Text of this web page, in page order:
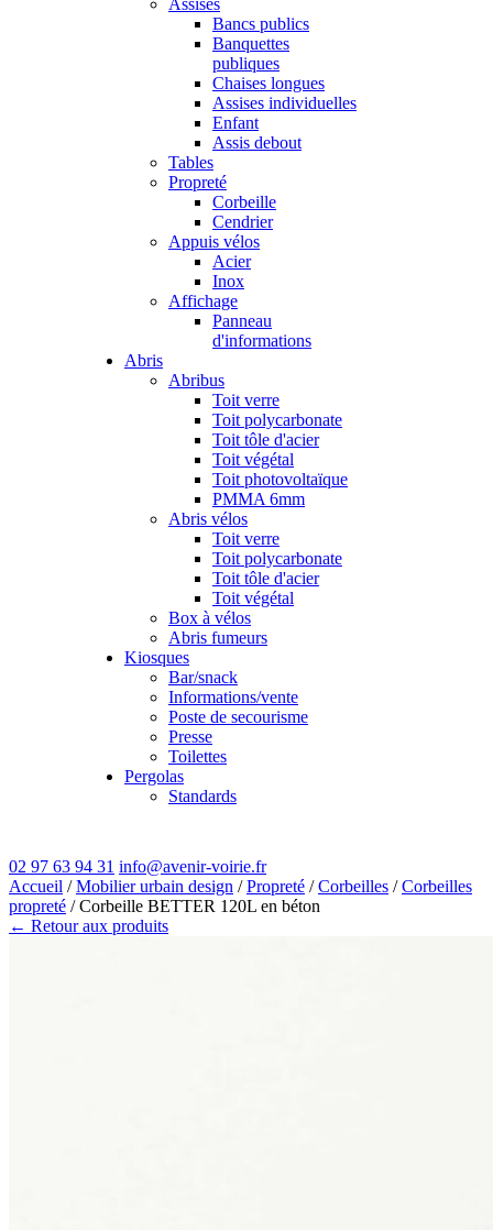
Assises
Bancs publics
Banquettes
publiques
Chaises longues
Assises individuelles
Enfant
Assis debout
Tables
Propreté
Corbeille
Cendrier
Appuis vélos
Acier
Inox
Affichage
Panneau
d'informations
Abris
Abribus
Toit verre
Toit polycarbonate
Toit tôle d'acier
Toit végétal
Toit photovoltaïque
PMMA 6mm
Abris vélos
Toit verre
Toit polycarbonate
Toit tôle d'acier
Toit végétal
Box à vélos
Abris fumeurs
Kiosques
Bar/snack
Informations/vente
Poste de secourisme
Presse
Toilettes
Pergolas
Standards
02 97 63 94 31 info@avenir-voirie.fr
Accueil /Mobilier urbain design /Propreté /Corbeilles /Corbeilles
propreté / Corbeille BETTER 120L en béton
← Retour aux produits